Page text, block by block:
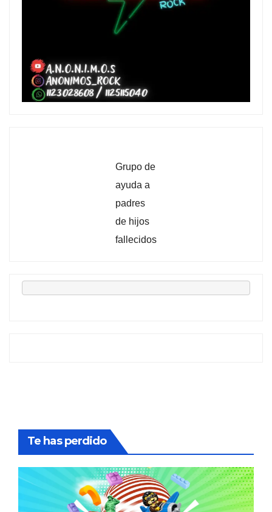
Grupo de
ayuda a
padres
de hijos
fallecidos
Te has perdido